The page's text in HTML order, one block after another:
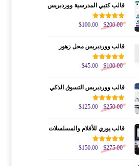
قالب كتبي المدرسية ووردبريس
تم التقييم
من 5
$200.00
$100.00
قالب ووردبريس محل زهور
تم التقييم
من 5
$100.00
$45.00
قالب ووردبريس التسوق الذكي
تم التقييم
من 5
$250.00
$125.00
قالب يوري للأفلام والمسلسلات
تم التقييم
من 5
$275.00
$150.00